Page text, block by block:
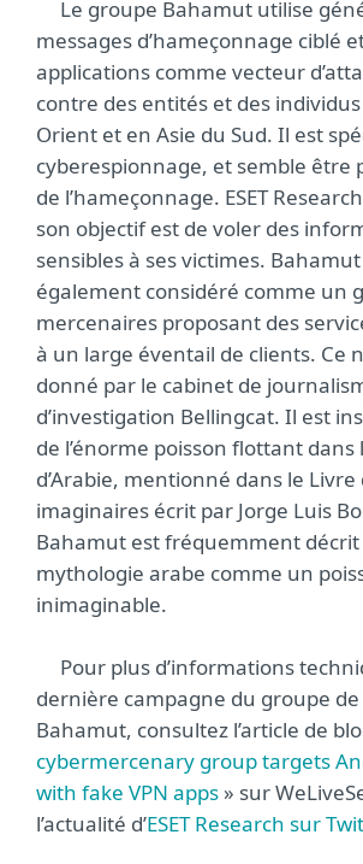
Le groupe Bahamut utilise
messages d’hameçonnage ciblé
applications comme vecteur
contre des entités et des
Orient et en Asie du Sud. Il est
cyberespionnage, et semble être
de l’hameçonnage. ESET
son objectif est de voler des
sensibles à ses victimes.
également considéré comme un
mercenaires proposant des
à un large éventail de clients. Ce
donné par le cabinet de
d’investigation Bellingcat. Il est
de l’énorme poisson flottant
d’Arabie, mentionné dans le Livre
imaginaires écrit par Jorge Luis
Bahamut est fréquemment décrit
mythologie arabe comme un
inimaginable.
Pour plus d’informations
dernière campagne du groupe
Bahamut, consultez l’article de
cybermercenary group targets
with fake VPN apps » sur
l’actualité d’ESET Research sur